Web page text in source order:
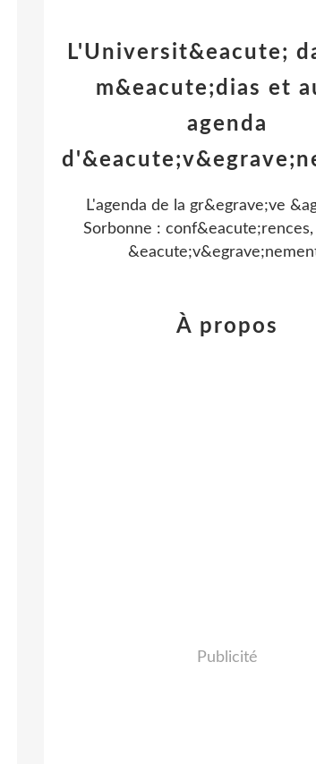
L'Universit&eacute;
m&eacute;dias et
agenda
L'agenda de la gr&egrave;ve
Sorbonne :
À propos
Publicité